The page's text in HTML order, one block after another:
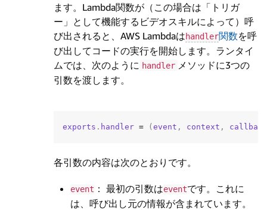
ます。Lambda関数が（この場合は「トリガ
ー」として機能するビデオスキルによって）呼
び出されると、AWS Lambdaはhandler関数を呼
び出してコードの実行を開始します。ランタイ
ムでは、次のように handler メソッドに3つの
引数を渡します。
exports . handler = ( event , context , callback
各引数の内容は次のとおりです。
event ： 最初の引数はeventです。これに
は、呼び出し元の情報が含まれています。